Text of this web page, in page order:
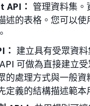
API： 管理資料集。
述的表格。您可以使
： 建立具有受眾資
可做為直接建立
的處理方式與一般資
定義的結構描述範本